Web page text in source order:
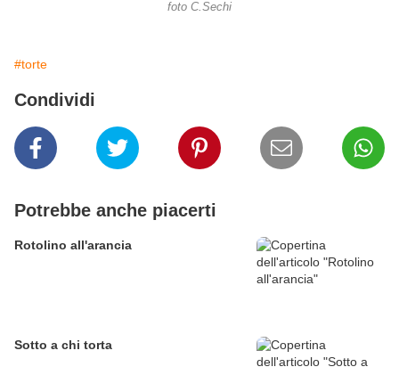
foto C.Sechi
#torte
Condividi
Potrebbe anche piacerti
Rotolino all'arancia
Sotto a chi torta